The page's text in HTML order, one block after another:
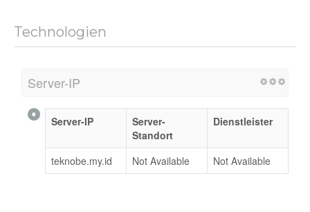
Technologien
Server-IP
Server-IP
Server-
Standort
Dienstleister
teknobe.my.id Not Available Not Available